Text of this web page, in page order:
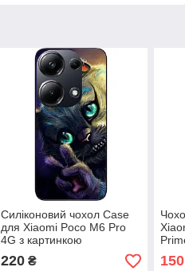
Силіконовий чохол Case
для Xiaomi Poco M6 Pro
4G з картинкою
Чеширський кіт
220₴ 150